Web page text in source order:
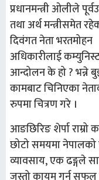
प्रधानमन्त्री ओलीले
तथा अर्थ मन्त्रीसमेत
दिवंगत नेता भरतमोहन
अधिकारीलाई
आन्दोलन के हो ? भन्ने
कामबाट चिनिएका
रुपमा चित्रण गरे ।
आङछिरिङ शेर्पा राम्रो
छोटो समयमा नेपालको
व्यावसाय, एक ढङ्गले